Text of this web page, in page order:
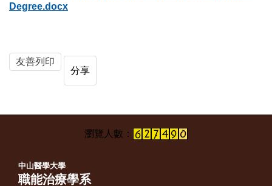
Degree.docx
友善列印
分享
中山醫學大學
職能治療學系